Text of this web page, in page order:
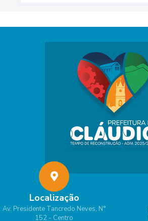
Localização
Av. Presidente Tancredo Neves, N°
152 - Centro